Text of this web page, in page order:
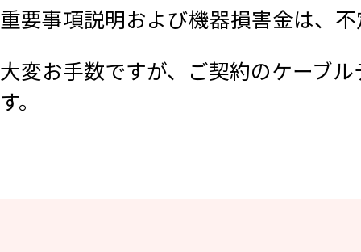
重要事項説明および機器損害金は、
大変お手数ですが、ご契約のケーブ
す。